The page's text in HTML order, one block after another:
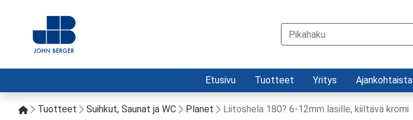
Etusivu Tuotteet Yritys Ajankohtaista
Tuotteet Suihkut, Saunat ja WC Planet Liitoshela 180? 6-12mm lasille, kiiltävä kromi